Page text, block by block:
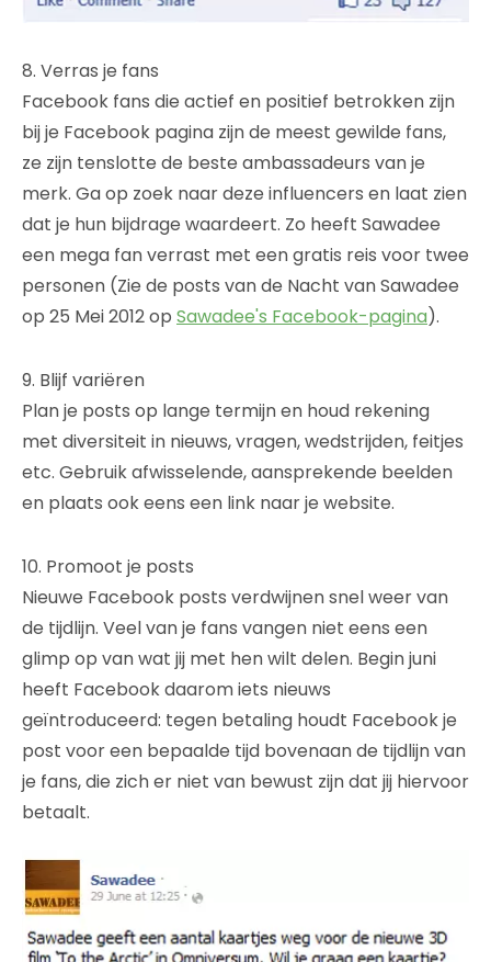
8. Verras je fans
Facebook fans die actief en positief betrokken zijn
bij je Facebook pagina zijn de meest gewilde fans,
ze zijn tenslotte de beste ambassadeurs van je
merk. Ga op zoek naar deze influencers en laat zien
dat je hun bijdrage waardeert. Zo heeft Sawadee
een mega fan verrast met een gratis reis voor twee
personen (Zie de posts van de Nacht van Sawadee
op 25 Mei 2012 op Sawadee's Facebook-pagina).
9. Blijf variëren
Plan je posts op lange termijn en houd rekening
met diversiteit in nieuws, vragen, wedstrijden, feitjes
etc. Gebruik afwisselende, aansprekende beelden
en plaats ook eens een link naar je website.
10. Promoot je posts
Nieuwe Facebook posts verdwijnen snel weer van
de tijdlijn. Veel van je fans vangen niet eens een
glimp op van wat jij met hen wilt delen. Begin juni
heeft Facebook daarom iets nieuws
geïntroduceerd: tegen betaling houdt Facebook je
post voor een bepaalde tijd bovenaan de tijdlijn van
je fans, die zich er niet van bewust zijn dat jij hiervoor
betaalt.